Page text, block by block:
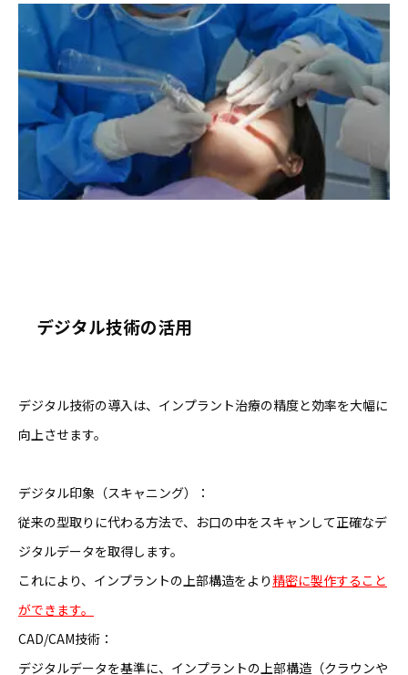
デジタル技術の活用
デジタル技術の導入は、インプラント治療の精度と効率を大幅に
向上させます。
デジタル印象（スキャニング）：
従来の型取りに代わる方法で、お口の中をスキャンして正確なデ
ジタルデータを取得します。
これにより、インプラントの上部構造をより 精密に製作すること
ができます。
CAD/CAM技術：
デジタルデータを基準に、インプラントの上部構造（クラウンや